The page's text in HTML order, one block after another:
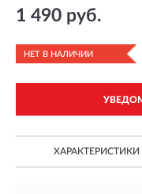
1 490 руб.
НЕТ В НАЛИЧИИ
ХАРАКТЕРИСТИКИ